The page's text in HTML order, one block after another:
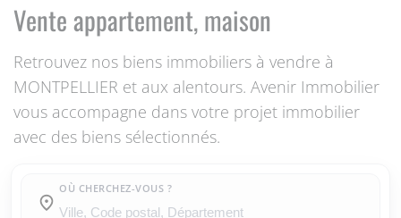
Vente appartement, maison
Retrouvez nos biens immobiliers à vendre à
MONTPELLIER et aux alentours. Avenir Immobilier
vous accompagne dans votre projet immobilier
avec des biens sélectionnés.
OÙ CHERCHEZ-VOUS ?